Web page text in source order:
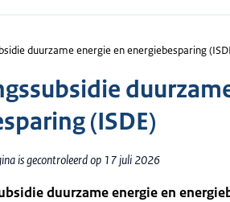
duurzame energie en energiebesparing
(ISDE)
is gecontroleerd op 17 juli 2026
duurzame energie en